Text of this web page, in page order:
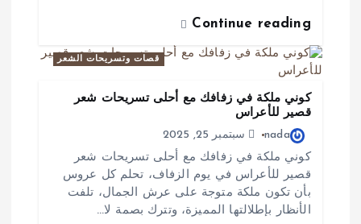
Continue reading
قصات وتسريحات الشعر
كوني ملكة في زفافك مع أحلى تسريحات شعر
قصير للأعراس
nada
سبتمبر 25, 2025
كوني ملكة في زفافك مع أحلى تسريحات شعر
قصير للأعراس في يوم الزفاف، تحلم كل عروس
بأن تكون ملكة متوجة على عرش الجمال، تلفت
الأنظار بإطلالتها المميزة، وتترك بصمة لا…